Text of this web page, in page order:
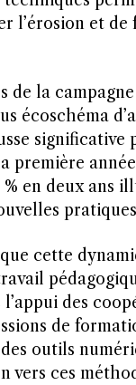
l’érosion et de
de la
écoschéma
significative
première
en deux ans
cette
des
de
outils
vers ces